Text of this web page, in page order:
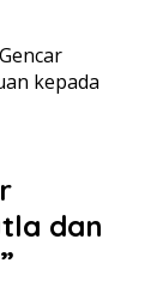
kepada
dan